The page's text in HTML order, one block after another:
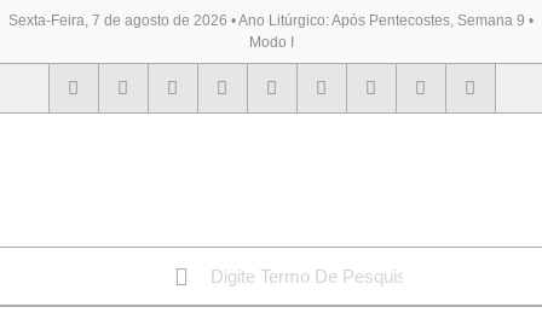
Sexta-Feira, 7 de agosto de 2026 • Ano Litúrgico: Após Pentecostes, Semana 9 •
Modo I
BYBLOS